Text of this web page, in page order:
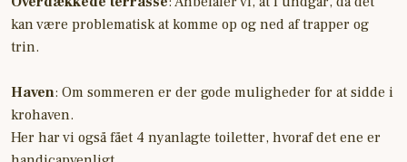
kan være problematisk at komme op og ned af trapper og
trin.
Haven: Om sommeren er der gode muligheder for at sidde i
krohaven.
​Her har vi også fået 4 nyanlagte toiletter, hvoraf det ene er